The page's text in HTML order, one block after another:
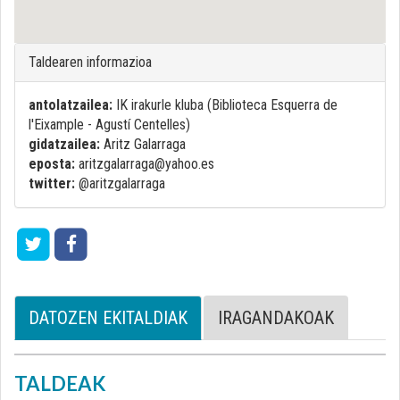
Taldearen informazioa
antolatzailea: IK irakurle kluba (Biblioteca Esquerra de
l'Eixample - Agustí Centelles)
gidatzailea: Aritz Galarraga
eposta: aritzgalarraga@yahoo.es
twitter: @aritzgalarraga
DATOZEN EKITALDIAK IRAGANDAKOAK
TALDEAK